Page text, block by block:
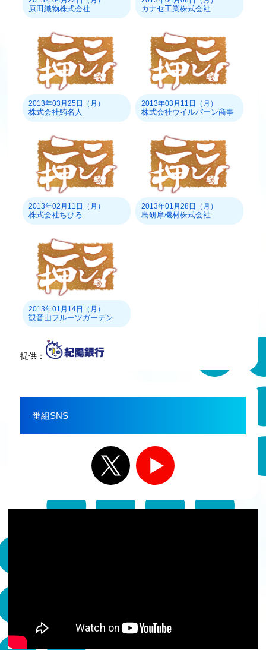
原田織物株式会社
カナセ工業株式会社
2013年03月25日（月）
株式会社鮪名人
2013年03月11日（月）
株式会社ウイルバーン商事
2013年02月11日（月）
株式会社ちひろ
2013年01月28日（月）
島研摩機材株式会社
2013年01月14日（月）
観音山フルーツガーデン
提供：
番組SNS